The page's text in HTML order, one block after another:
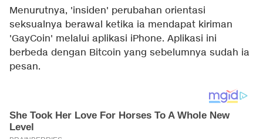
Menurutnya, 'insiden' perubahan orientasi
seksualnya berawal ketika ia mendapat kiriman
'GayCoin' melalui aplikasi iPhone. Aplikasi ini
berbeda dengan Bitcoin yang sebelumnya sudah ia
pesan.